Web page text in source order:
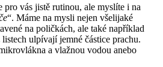
vás jistě rutinou, ale myslíte i na
“. Máme na mysli nejen všelijaké
na poličkách, ale také například
ulpívají jemné částice prachu.
a vlažnou vodou anebo